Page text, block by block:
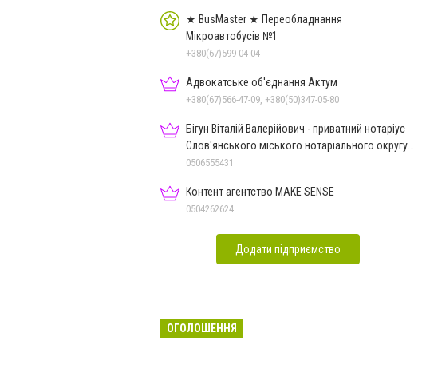
★ BusMaster ★ Переобладнання
Мікроавтобусів №1
+380(67)599-04-04
Адвокатське об'єднання Актум
+380(67)566-47-09, +380(50)347-05-80
Бігун Віталій Валерійович - приватний нотаріус
Слов'янського міського нотаріального округу
Дон.обл.
0506555431
Контент агентство MAKE SENSE
0504262624
Додати підприємство
ОГОЛОШЕННЯ